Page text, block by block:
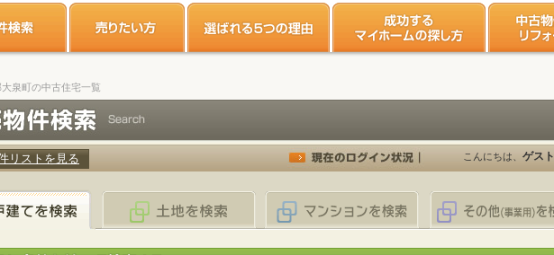
泉町の中古住宅一覧
リストを見る こんにちは、 ゲスト